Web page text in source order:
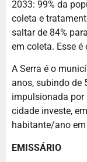
2033: 99% da
coleta e
saltar de 84%
em coleta. Esse é
A Serra é o
anos, subindo de
impulsionada por
cidade investe,
habitante/ano
EMISSÁRIO